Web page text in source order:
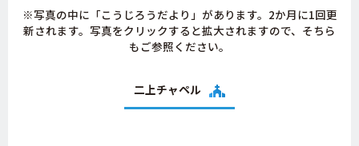
※写真の中に「こうじろうだより」があります。2か月に1回更
新されます。写真をクリックすると拡大されますので、そちら
もご参照ください。
二上チャペル